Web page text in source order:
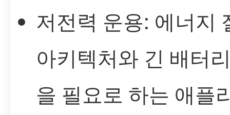
저전력 운용: 에너지
아키텍처와 긴 배터
을 필요로 하는 애플